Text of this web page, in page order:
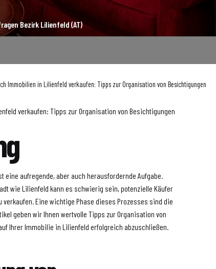
Bezirk Lilienfeld (AT)
Immobilien in Lilienfeld verkaufen: Tipps zur Organisation von Besichtigungen
verkaufen: Tipps zur Organisation von Besichtigungen
eine aufregende, aber auch herausfordernde Aufgabe.
wie Lilienfeld kann es schwierig sein, potenzielle Käufer
verkaufen. Eine wichtige Phase dieses Prozesses sind die
geben wir Ihnen wertvolle Tipps zur Organisation von
Ihrer Immobilie in Lilienfeld erfolgreich abzuschließen.